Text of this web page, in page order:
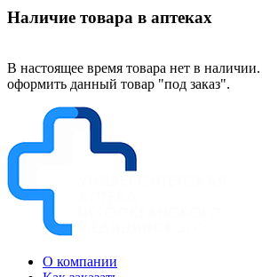
Наличие товара в аптеках
В настоящее время товара нет в
оформить данный товар "под заказ".
О компании